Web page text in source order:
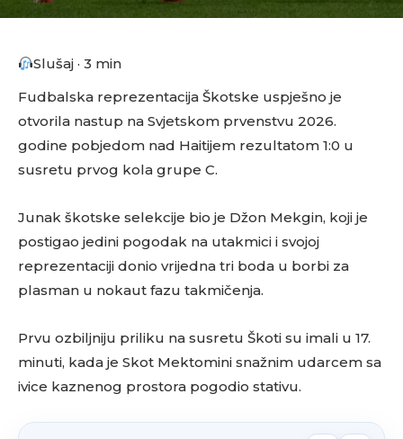
Slušaj · 3 min
Fudbalska reprezentacija Škotske uspješno je
otvorila nastup na Svjetskom prvenstvu 2026.
godine pobjedom nad Haitijem rezultatom 1:0 u
susretu prvog kola grupe C.
Junak škotske selekcije bio je Džon Mekgin, koji je
postigao jedini pogodak na utakmici i svojoj
reprezentaciji donio vrijedna tri boda u borbi za
plasman u nokaut fazu takmičenja.
Prvu ozbiljniju priliku na susretu Škoti su imali u 17.
minuti, kada je Skot Mektomini snažnim udarcem sa
ivice kaznenog prostora pogodio stativu.